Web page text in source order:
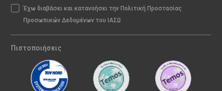
Έχω διαβάσει και κατανοήσει την Πολιτική Προστασίας
Προσωπικών Δεδομένων του ΙΑΣΩ
Πιστοποιήσεις